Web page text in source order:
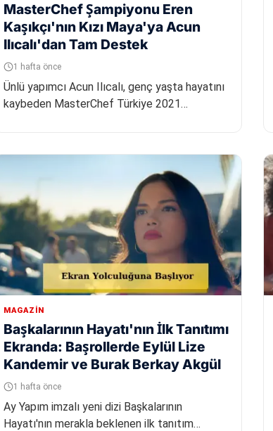
MasterChef Şampiyonu Eren
Kaşıkçı'nın Kızı Maya'ya Acun
Ilıcalı'dan Tam Destek
1 hafta önce
Ünlü yapımcı Acun Ilıcalı, genç yaşta hayatını
kaybeden MasterChef Türkiye 2021
MAGAZIN
Başkalarının Hayatı'nın İlk Tanıtımı
Ekranda: Başrollerde Eylül Lize
Kandemir ve Burak Berkay Akgül
1 hafta önce
Ay Yapım imzalı yeni dizi Başkalarının
Hayatı'nın merakla beklenen ilk tanıtım